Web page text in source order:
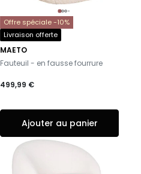
Offre spéciale -10%
Livraison offerte
MAETO
-
Fauteuil - en fausse fourrure
499,99 €
Ajouter au panier